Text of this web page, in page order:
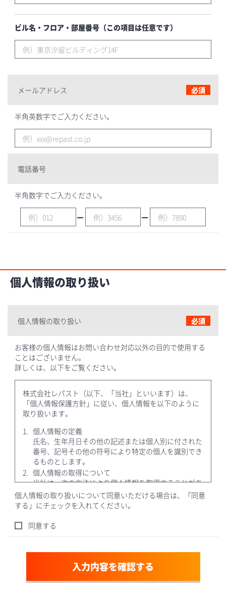
ビル名・フロア・部屋番号（この項目は任意です）
メールアドレス 必須
半角英数字でご入力ください。
電話番号
半角数字でご入力ください。
個人情報の取り扱い
個人情報の取り扱い 必須
お客様の個人情報はお問い合わせ対応以外の目的で使用する
ことはございません。
詳しくは、以下をご覧ください。
株式会社レパスト（以下、「当社」といいます）は、
「個人情報保護方針」に従い、個人情報を以下のように
取り扱います。
個人情報の定義
氏名、生年月日その他の記述または個人別に付された
番号、記号その他の符号により特定の個人を識別でき
るものとします。
個人情報の取得について
当社は、次の方法により個人情報を取得することがあ
ります。取得した個人情報の取り扱いは、当該個人情
報の保護に適用される法令およびその他の規範を遵守
当社が運営するレストラン・食堂等において、ア
先からお預かりする個人情報
当社が行う採用選考において取得する個人情報
個人情報の取り扱いについて同意いただける場合は、「同意
する」にチェックを入れてください。
同意する
入力内容を確認する